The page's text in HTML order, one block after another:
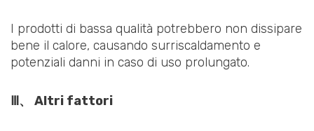
I prodotti di bassa qualità potrebbero non dissipare
bene il calore, causando surriscaldamento e
potenziali danni in caso di uso prolungato.
Ⅲ、 Altri fattori